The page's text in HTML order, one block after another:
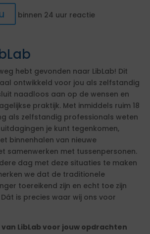
binnen 24 uur reactie
hebt gevonden naar LibLab! Dit
ontwikkeld voor jou als zelfstandig
naadloos aan op de wensen en
praktijk. Met inmiddels ruim 18
als zelfstandig professionals weten
je kunt tegenkomen,
binnenhalen van nieuwe
samenwerken met tussenpersonen.
dag met deze situaties te maken
we dat de traditionele
toereikend zijn en echt toe zijn
is precies waar wij ons voor
LibLab voor jouw opdrachten